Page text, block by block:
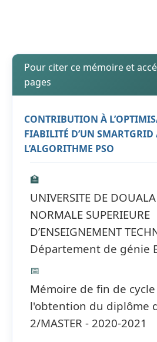
Pour citer ce mémoire et
pages
CONTRIBUTION À
FIABILITÉ D’UN SMARTGRID
L’ALGORITHME PSO
🏫
UNIVERSITE DE
NORMALE SUPERIEURE
D’ENSEIGNEMENT
Département de génie
📅
Mémoire de fin de
l'obtention du diplôme
2/MASTER - 2020-2021